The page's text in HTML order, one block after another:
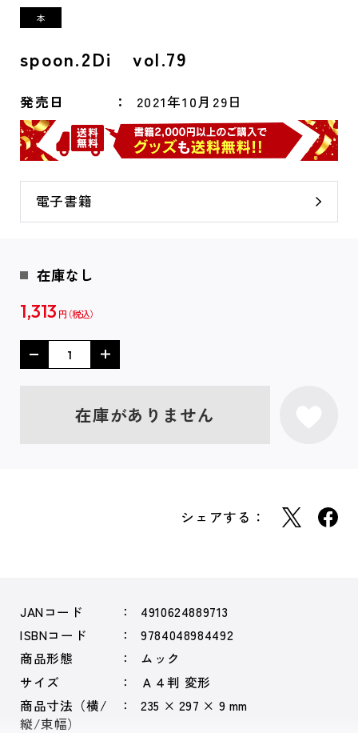
spoon.2Di vol.79
発売日 2021年10月29日
電子書籍
在庫なし
1,313 円
在庫がありません
シェアする：
JANコード
4910624889713
ISBNコード
9784048984492
商品形態
ムック
サイズ
Ａ４判 変形
商品寸法（横/
縦/束幅）
235 × 297 × 9 mm